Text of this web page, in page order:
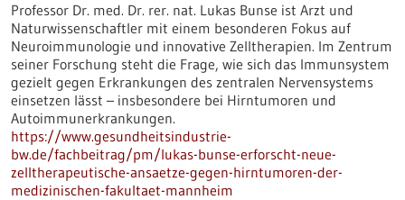
Professor Dr. med. Dr. rer. nat. Lukas Bunse ist Arzt und
Naturwissenschaftler mit einem besonderen Fokus auf
Neuroimmunologie und innovative Zelltherapien. Im Zentrum
seiner Forschung steht die Frage, wie sich das Immunsystem
gezielt gegen Erkrankungen des zentralen Nervensystems
einsetzen lässt – insbesondere bei Hirntumoren und
Autoimmunerkrankungen.
https://www.gesundheitsindustrie-
bw.de/fachbeitrag/pm/lukas-bunse-erforscht-neue-
zelltherapeutische-ansaetze-gegen-hirntumoren-der-
medizinischen-fakultaet-mannheim